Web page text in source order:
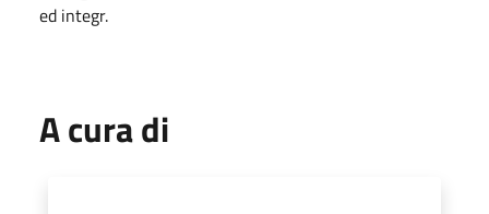
ed integr.
A cura di